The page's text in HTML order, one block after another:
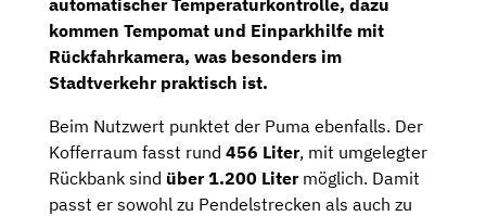
kommen Tempomat und Einparkhilfe mit
Rückfahrkamera, was besonders im
Stadtverkehr praktisch ist.
Beim Nutzwert punktet der Puma ebenfalls. Der
Kofferraum fasst rund 456 Liter, mit umgelegter
Rückbank sind über 1.200 Litermöglich. Damit
passt er sowohl zu Pendelstrecken als auch zu